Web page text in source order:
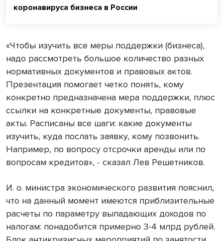
коронавируса бизнеса в России
«Чтобы изучить все меры поддержки (бизнеса),
надо рассмотреть большое количество разных
нормативных документов и правовых актов.
Презентация помогает четко понять, кому
конкретно предназначена мера поддержки, плюс
ссылки на конкретные документы, правовые
акты. Расписаны все шаги: какие документы
изучить, куда послать заявку, кому позвонить.
Например, по вопросу отсрочки аренды или по
вопросам кредитов», - сказал Лев Решетников.
И. о. министра экономического развития пояснил,
что на данный момент имеются приблизительные
расчеты по параметру выпадающих доходов по
налогам: понадобится примерно 3-4 млрд рублей.